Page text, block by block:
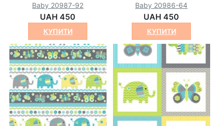
Baby 20987-92
UAH 450
КУПИТИ
Baby 20986-64
UAH 450
КУПИТИ